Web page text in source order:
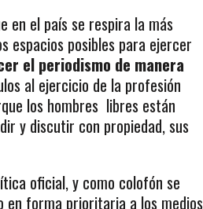
en el país se respira la más
espacios posibles para ejercer
el periodismo de manera
al ejercicio de la profesión
los hombres libres están
y discutir con propiedad, sus
oficial, y como colofón se
en forma prioritaria a los medios